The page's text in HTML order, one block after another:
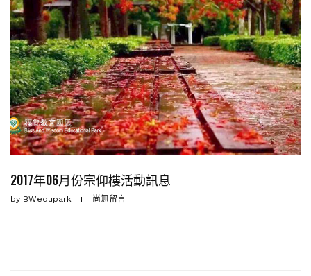
2017年06月份宗仰樓活動訊息
by BWedupark 尚無留言